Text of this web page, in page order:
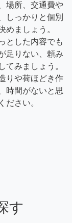
場所、交通費や
しっかりと個別
めましょう。
とした内容でも
足りない、頼み
てみましょう。
りや荷ほどき作
時間がないと思
ださい。
す